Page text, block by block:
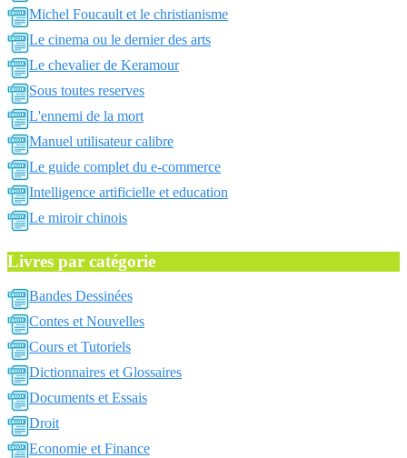
Michel Foucault et le christianisme
Le cinema ou le dernier des arts
Le chevalier de Keramour
Sous toutes reserves
L'ennemi de la mort
Manuel utilisateur calibre
Le guide complet du e-commerce
Intelligence artificielle et education
Le miroir chinois
Livres par catégorie
Bandes Dessinées
Contes et Nouvelles
Cours et Tutoriels
Dictionnaires et Glossaires
Documents et Essais
Droit
Economie et Finance